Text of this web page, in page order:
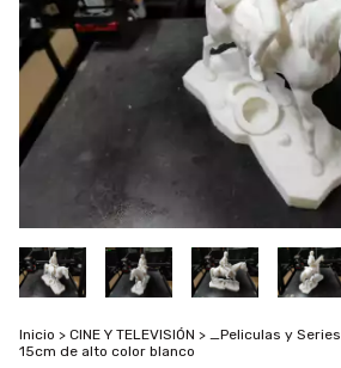
Inicio > CINE Y TELEVISIÓN > _Peliculas y Series
15cm de alto color blanco